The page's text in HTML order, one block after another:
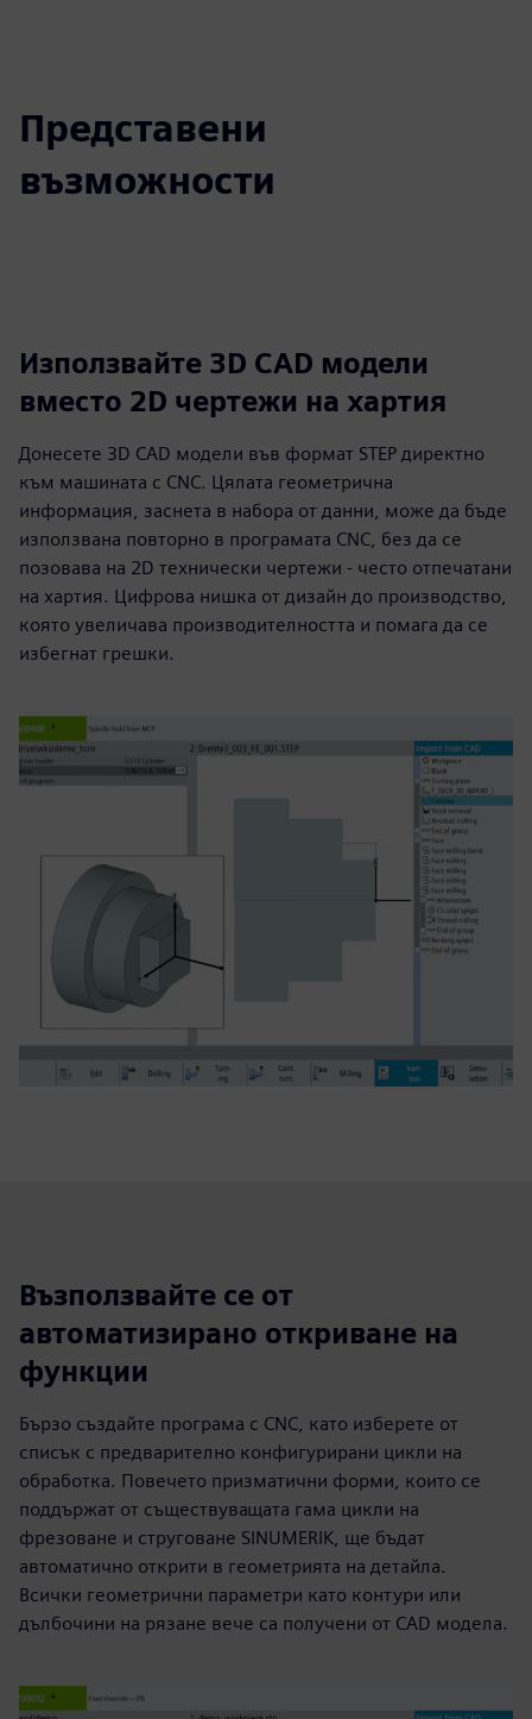
Представени
възможности
Използвайте 3D CAD модели
вместо 2D чертежи на хартия
Донесете 3D CAD модели във формат STEP директно
към машината с CNC. Цялата геометрична
информация, заснета в набора от данни, може да бъде
използвана повторно в програмата CNC, без да се
позовава на 2D технически чертежи - често отпечатани
на хартия. Цифрова нишка от дизайн до производство,
която увеличава производителността и помага да се
избегнат грешки.
Възползвайте се от
автоматизирано откриване на
функции
Бързо създайте програма с CNC, като изберете от
списък с предварително конфигурирани цикли на
обработка. Повечето призматични форми, които се
поддържат от съществуващата гама цикли на
фрезоване и струговане SINUMERIK, ще бъдат
автоматично открити в геометрията на детайла.
Всички геометрични параметри като контури или
дълбочини на рязане вече са получени от CAD модела.